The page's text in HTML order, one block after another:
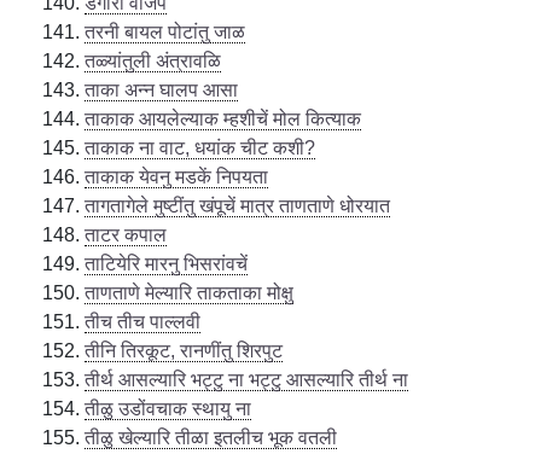
तरनी बायल पोटांतु जाळ
तळ्यांतुली अंत्रावळि
ताका अन्न घालप आसा
ताकाक आयलेल्याक म्हशीचें मोल कित्याक
ताकाक ना वाट, धयांक चीट कशी?
ताकाक येवनु मडकें निपयता
तागतागेले मुष्टींतु खंपूचें मात्र ताणताणे धोरयात
ताटर कपाल
ताटियेरि मारनु भिसरांवचें
ताणताणे मेल्यारि ताकताका मोक्षु
तीच तीच पाल्लवी
तीनि तिरकूट, रानणींतु शिरपुट
तीर्थ आसल्यारि भट्टु ना भट्टु आसल्यारि तीर्थ ना
तीळु उडोंवचाक स्थायु ना
तीळु खेल्यारि तीळा इतलीच भूक वतली